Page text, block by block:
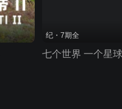
纪・7期全
七个世界 一个星球